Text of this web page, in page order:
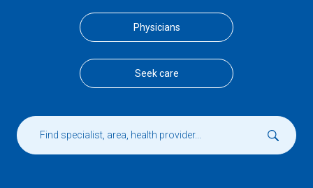
Physicians
Seek care